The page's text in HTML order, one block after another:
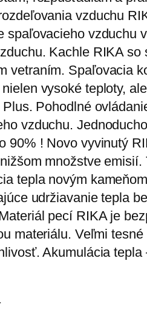
vzduchu
spaľovacieho vzduchu
Kachle RIKA
vetraním. Spaľovacia
vysoké teploty,
Pohodlné
vzduchu.
90% ! Novo vyvinutý
množstve
tepla novým
udržiavanie tepla
pecí RIKA je
materiálu. Veľmi
Akumulácia